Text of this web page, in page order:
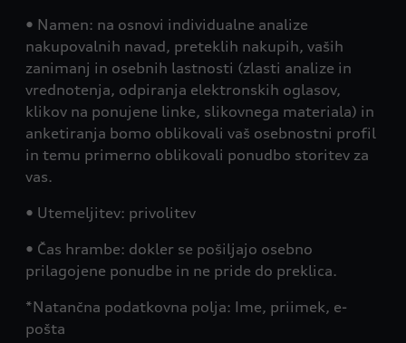
• Namen: na osnovi individualne analize
nakupovalnih navad, preteklih nakupih, vaših
zanimanj in osebnih lastnosti (zlasti analize in
vrednotenja, odpiranja elektronskih oglasov,
klikov na ponujene linke, slikovnega materiala) in
anketiranja bomo oblikovali vaš osebnostni profil
in temu primerno oblikovali ponudbo storitev za
vas.
• Utemeljitev: privolitev
• Čas hrambe: dokler se pošiljajo osebno
prilagojene ponudbe in ne pride do preklica.
*Natančna podatkovna polja: Ime, priimek, e-
pošta